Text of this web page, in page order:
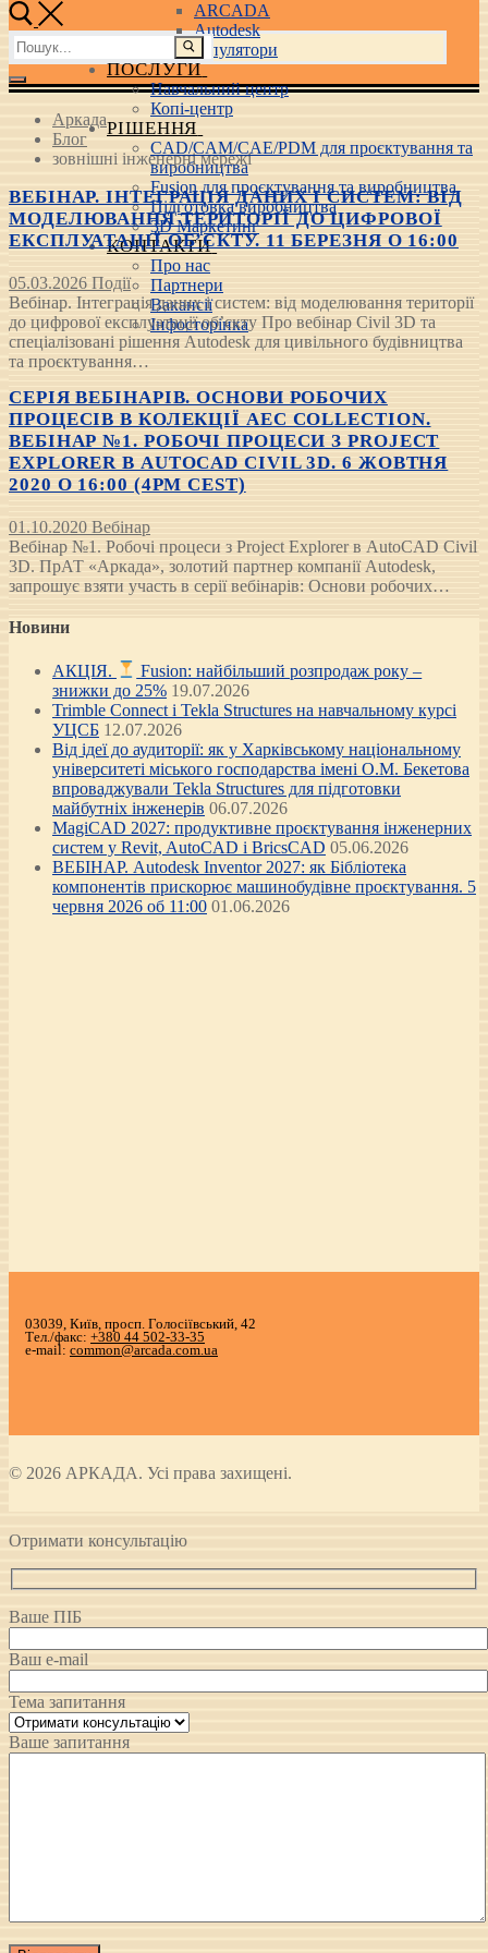
ARCADA
Autodesk
3D маніпулятори
ПОСЛУГИ
Навчальний центр
Копі-центр
РІШЕННЯ
CAD/CAM/CAE/PDM для проєктування та
виробництва
Fusion для проєктування та виробництва
Підготовка виробництва
3D Маркетинг
КОНТАКТИ
Про нас
Партнери
Вакансії
Інфосторінка
Пошук:
Аркада
Блог
зовнішні інженерні мережі
ВЕБІНАР. ІНТЕГРАЦІЯ ДАНИХ І СИСТЕМ: ВІД
МОДЕЛЮВАННЯ ТЕРИТОРІЇ ДО ЦИФРОВОЇ
ЕКСПЛУАТАЦІЇ ОБ’ЄКТУ. 11 БЕРЕЗНЯ О 16:00
05.03.2026 Події
Вебінар. Інтеграція даних і систем: від моделювання території
до цифрової експлуатації об’єкту Про вебінар Civil 3D та
спеціалізовані рішення Autodesk для цивільного будівництва
та проєктування…
СЕРІЯ ВЕБІНАРІВ. ОСНОВИ РОБОЧИХ
ПРОЦЕСІВ В КОЛЕКЦІЇ AEC COLLECTION.
ВЕБІНАР №1. РОБОЧІ ПРОЦЕСИ З PROJECT
EXPLORER В AUTOCAD CIVIL 3D. 6 ЖОВТНЯ
2020 О 16:00 (4PM CEST)
01.10.2020 Вебінар
Вебінар №1. Робочі процеси з Project Explorer в AutoCAD Civil
3D. ПрАТ «Аркада», золотий партнер компанії Autodesk,
запрошує взяти участь в серії вебінарів: Основи робочих…
Новини
АКЦІЯ.
Fusion: найбільший розпродаж року –
знижки до 25% 19.07.2026
Trimble Connect і Tekla Structures на навчальному курсі
УЦСБ 12.07.2026
Від ідеї до аудиторії: як у Харківському національному
університеті міського господарства імені О.М. Бекетова
впроваджували Tekla Structures для підготовки
майбутніх інженерів 06.07.2026
MagiCAD 2027: продуктивне проєктування інженерних
систем у Revit, AutoCAD і BricsCAD 05.06.2026
ВЕБІНАР. Autodesk Inventor 2027: як Бібліотека
компонентів прискорює машинобудівне проєктування. 5
червня 2026 об 11:00 01.06.2026
03039, Київ, просп. Голосіївський, 42
Тел./факс: +380 44 502-33-35
e-mail: common@arcada.com.ua
© 2026 АРКАДА. Усі права захищені.
Отримати консультацію
Ваше ПІБ
Ваш e-mail
Тема запитання
Ваше запитання